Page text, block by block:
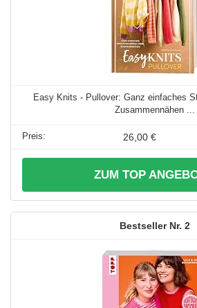
Easy Knits - Pullover: Ganz einfaches
Zusammennähen ...
26,00 €
ZUM TOP
2